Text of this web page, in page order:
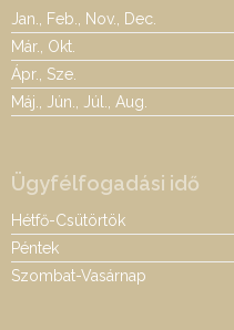
Jan., Feb., Nov., Dec.
Már., Okt.
Ápr., Sze.
Máj., Jún., Júl., Aug.
Ügyfélfogadási idő
Hétfő-Csütörtök
Péntek
Szombat-Vasárnap